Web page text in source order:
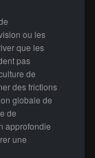
ou les
que les
pas
de
des frictions
globale de
de
approfondie
une